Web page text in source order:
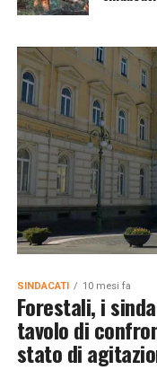
SINDACATI 10 mesi fa
Forestali, i
tavolo di
stato di